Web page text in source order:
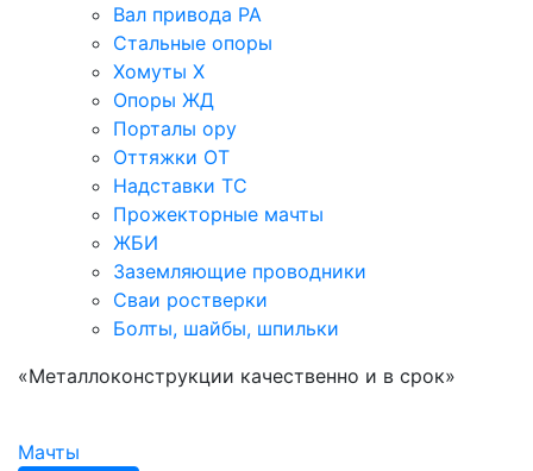
Вал привода РА
Стальные опоры
Хомуты Х
Опоры ЖД
Порталы ору
Оттяжки ОТ
Надставки ТС
Прожекторные мачты
ЖБИ
Заземляющие проводники
Сваи ростверки
Болты, шайбы, шпильки
«Металлоконструкции качественно и в срок»
Мачты